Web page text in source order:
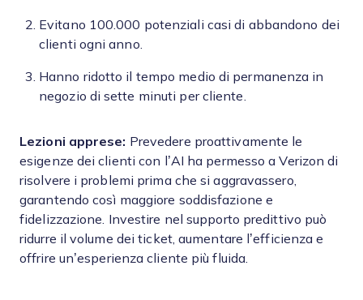
Evitano 100.000 potenziali casi di abbandono dei
clienti ogni anno.
Hanno ridotto il tempo medio di permanenza in
negozio di sette minuti per cliente.
Lezioni apprese: Prevedere proattivamente le
esigenze dei clienti con l’AI ha permesso a Verizon di
risolvere i problemi prima che si aggravassero,
garantendo così maggiore soddisfazione e
fidelizzazione. Investire nel supporto predittivo può
ridurre il volume dei ticket, aumentare l’efficienza e
offrire un’esperienza cliente più fluida.